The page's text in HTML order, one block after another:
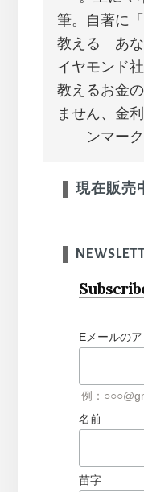
筆。自著に
教える あな
イヤモンド
教えるお金
ません、金
ンマー
現在販売
Eメールの
例：
名前
苗字